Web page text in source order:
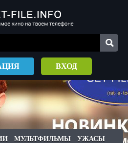
ВХОД
МУЛЬТФИЛЬМЫ УЖАСЫ